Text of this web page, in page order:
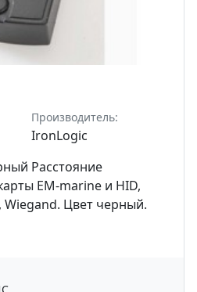
Производитель:
IronLogic
Расстояние
EM-marine и HID,
Цвет черный.